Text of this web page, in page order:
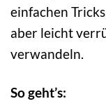
einfachen
aber leicht
verwandeln.
So geht’s: